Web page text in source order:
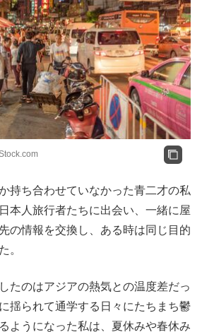
持ち合わせていなかった青二才の私
本人旅行者たちに出会い、一緒に屋
の情報を交換し、ある時は同じ目的
。
たのはアジアの熱気との温度差だっ
揺られて通学する日々にたちまち鬱
ようになった私は、夏休みや春休み